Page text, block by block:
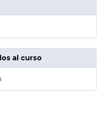
al curso